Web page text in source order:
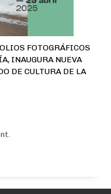
FOTOGRÁFICOS
INAUGURA NUEVA
DE CULTURA DE LA